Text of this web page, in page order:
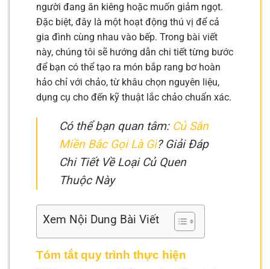
người đang ăn kiêng hoặc muốn giảm ngọt.
Đặc biệt, đây là một hoạt động thú vị để cả
gia đình cùng nhau vào bếp. Trong bài viết
này, chúng tôi sẽ hướng dẫn chi tiết từng bước
để bạn có thể tạo ra món bắp rang bơ hoàn
hảo chỉ với chảo, từ khâu chọn nguyên liệu,
dụng cụ cho đến kỹ thuật lắc chảo chuẩn xác.
Có thể bạn quan tâm: Củ Sắn
Miền Bắc Gọi Là Gì? Giải Đáp
Chi Tiết Về Loại Củ Quen
Thuộc Này
Xem Nội Dung Bài Viết
Tóm tắt quy trình thực hiện